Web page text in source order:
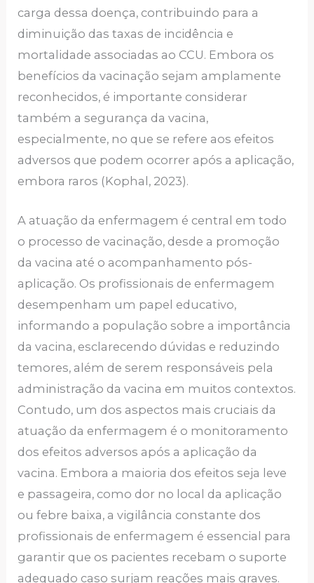
carga dessa doença, contribuindo para a
diminuição das taxas de incidência e
mortalidade associadas ao CCU. Embora os
benefícios da vacinação sejam amplamente
reconhecidos, é importante considerar
também a segurança da vacina,
especialmente, no que se refere aos efeitos
adversos que podem ocorrer após a aplicação,
embora raros (Kophal, 2023).
A atuação da enfermagem é central em todo
o processo de vacinação, desde a promoção
da vacina até o acompanhamento pós-
aplicação. Os profissionais de enfermagem
desempenham um papel educativo,
informando a população sobre a importância
da vacina, esclarecendo dúvidas e reduzindo
temores, além de serem responsáveis pela
administração da vacina em muitos contextos.
Contudo, um dos aspectos mais cruciais da
atuação da enfermagem é o monitoramento
dos efeitos adversos após a aplicação da
vacina. Embora a maioria dos efeitos seja leve
e passageira, como dor no local da aplicação
ou febre baixa, a vigilância constante dos
profissionais de enfermagem é essencial para
garantir que os pacientes recebam o suporte
adequado caso surjam reações mais graves.